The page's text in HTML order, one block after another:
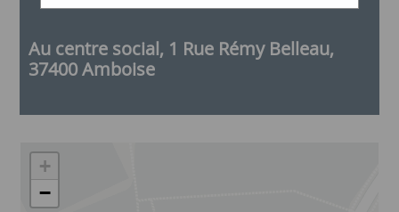
Au centre social, 1 Rue Rémy Belleau,
37400 Amboise
+
−